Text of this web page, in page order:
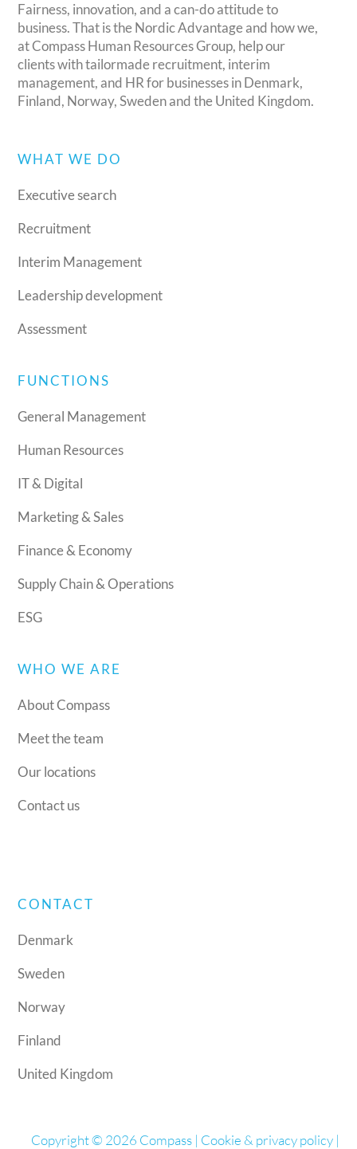
Fairness, innovation, and a can-do attitude to
business. That is the Nordic Advantage and how we,
at Compass Human Resources Group, help our
clients with tailormade recruitment, interim
management, and HR for businesses in Denmark,
Finland, Norway, Sweden and the United Kingdom.
WHAT WE DO
Executive search
Recruitment
Interim Management
Leadership development
Assessment
FUNCTIONS
General Management
Human Resources
IT & Digital
Marketing & Sales
Finance & Economy
Supply Chain & Operations
ESG
WHO WE ARE
About Compass
Meet the team
Our locations
Contact us
CONTACT
Denmark
Sweden
Norway
Finland
United Kingdom
Copyright © 2026 Compass | Cookie & privacy policy|